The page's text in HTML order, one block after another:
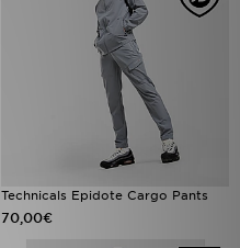
Technicals Epidote Cargo Pants
70,00€